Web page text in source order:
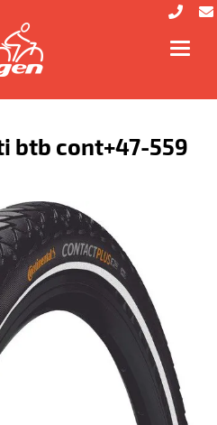
btb cont+47-559